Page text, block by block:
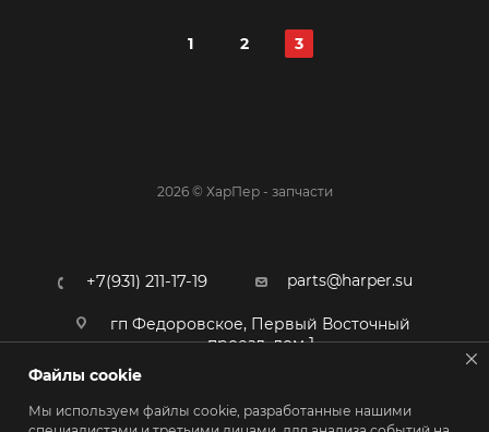
1 2 3
2026 © ХарПер - запчасти
+7(931) 211-17-19 parts@harper.su
гп Федоровское, Первый Восточный
проезд, дом 1
Файлы cookie
Мы используем файлы cookie, разработанные нашими